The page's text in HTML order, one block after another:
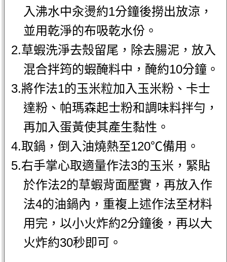
入沸水中汆燙約1分鐘後撈出放涼，
並用乾淨的布吸乾水份。
2.草蝦洗淨去殼留尾，除去腸泥，放入
混合拌筠的蝦醃料中，醃約10分鐘。
3.將作法1的玉米粒加入玉米粉、卡士
達粉、帕瑪森起士粉和調味料拌勻，
再加入蛋黃使其產生黏性。
4.取鍋，倒入油燒熱至120℃備用。
5.右手掌心取適量作法3的玉米，緊貼
於作法2的草蝦背面壓實，再放入作
法4的油鍋內，重複上述作法至材料
用完，以小火炸約2分鐘後，再以大
火炸約30秒即可。